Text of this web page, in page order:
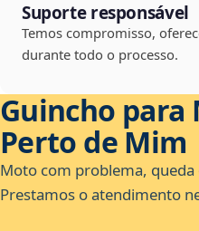
Suporte responsável
Temos compromisso,
durante todo o processo.
Guincho para
Perto de Mim
Moto com problema, queda
Prestamos o atendimento